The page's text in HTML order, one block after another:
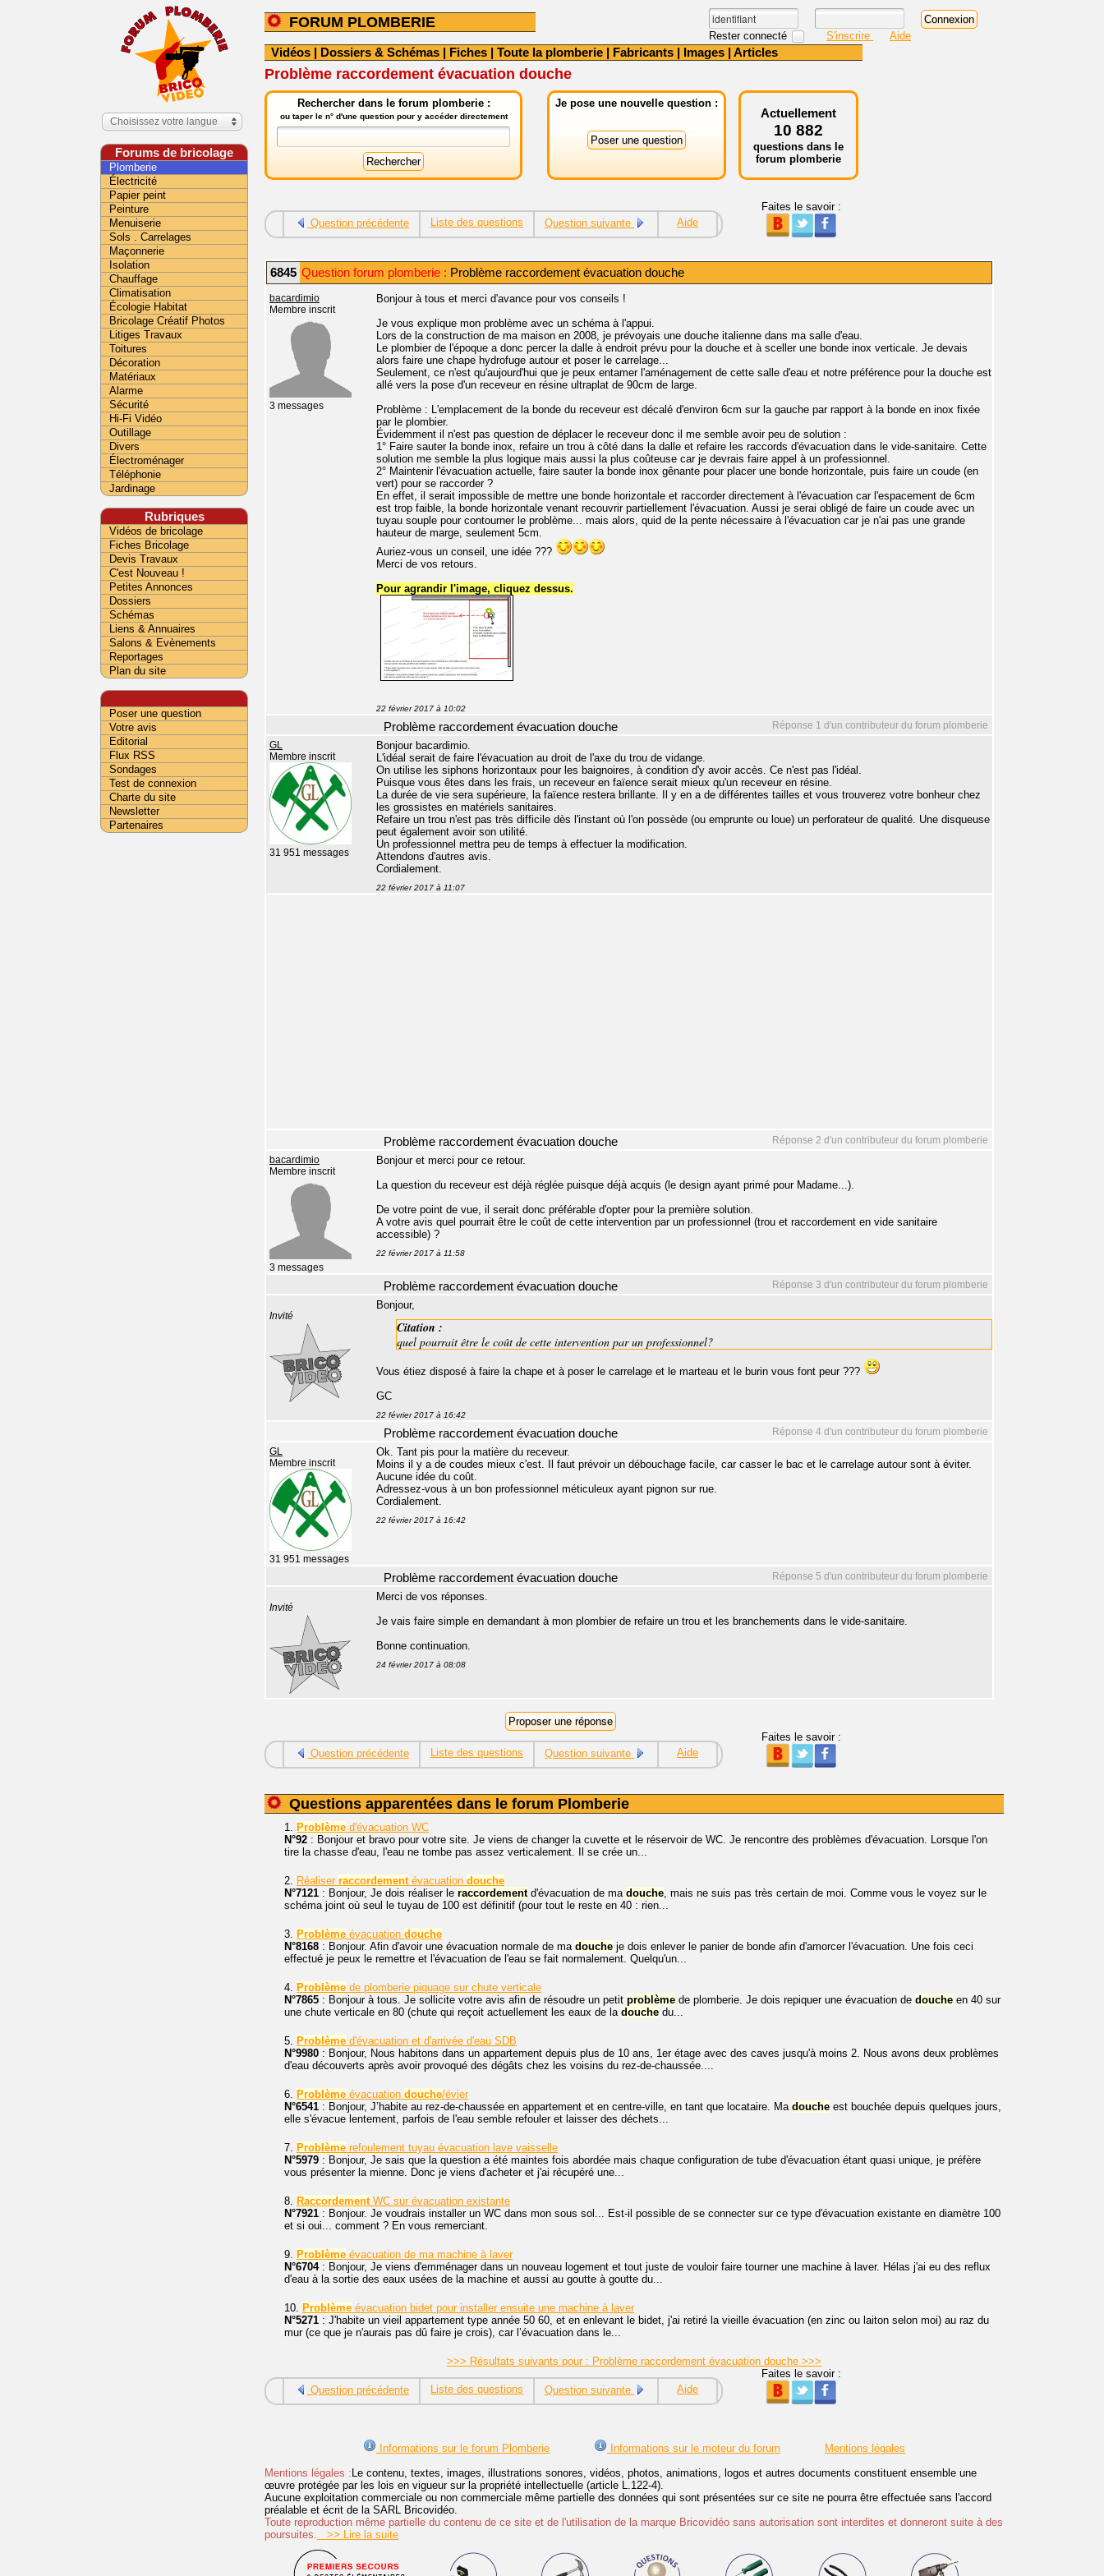
FORUM PLOMBERIE
Rester connecté S'inscrire Aide
Vidéos | Dossiers & Schémas | Fiches | Toute la plomberie | Fabricants | Images | Articles
Problème raccordement évacuation douche
Rechercher dans le forum plomberie :
ou taper le n° d'une question pour y accéder directement
Je pose une nouvelle question :
Actuellement
10 882
questions dans le
forum plomberie
Question précédente Liste des questions Question suivante Aide
Faites le savoir :
6845 Question forum plomberie : Problème raccordement évacuation douche
bacardimio
Membre inscrit
3 messages
Bonjour à tous et merci d'avance pour vos conseils !
Je vous explique mon problème avec un schéma à l'appui.
Lors de la construction de ma maison en 2008, je prévoyais une douche italienne dans ma salle d'eau.
Le plombier de l'époque a donc percer la dalle à endroit prévu pour la douche et à sceller une bonde inox verticale. Je devais
alors faire une chape hydrofuge autour et poser le carrelage...
Seulement, ce n'est qu'aujourd'hui que je peux entamer l'aménagement de cette salle d'eau et notre préférence pour la douche est
allé vers la pose d'un receveur en résine ultraplat de 90cm de large.
Problème : L'emplacement de la bonde du receveur est décalé d'environ 6cm sur la gauche par rapport à la bonde en inox fixée
par le plombier.
Évidemment il n'est pas question de déplacer le receveur donc il me semble avoir peu de solution :
1° Faire sauter la bonde inox, refaire un trou à côté dans la dalle et refaire les raccords d'évacuation dans le vide-sanitaire. Cette
solution me semble la plus logique mais aussi la plus coûteuse car je devrais faire appel à un professionnel.
2° Maintenir l'évacuation actuelle, faire sauter la bonde inox gênante pour placer une bonde horizontale, puis faire un coude (en
vert) pour se raccorder ?
En effet, il serait impossible de mettre une bonde horizontale et raccorder directement à l'évacuation car l'espacement de 6cm
est trop faible, la bonde horizontale venant recouvrir partiellement l'évacuation. Aussi je serai obligé de faire un coude avec un
tuyau souple pour contourner le problème... mais alors, quid de la pente nécessaire à l'évacuation car je n'ai pas une grande
hauteur de marge, seulement 5cm.
Auriez-vous un conseil, une idée ???
Merci de vos retours.
Pour agrandir l'image, cliquez dessus.
22 février 2017 à 10:02
Réponse 1 d'un contributeur du forum plomberie
Problème raccordement évacuation douche
GL
Membre inscrit
31 951 messages
Bonjour bacardimio.
L'idéal serait de faire l'évacuation au droit de l'axe du trou de vidange.
On utilise les siphons horizontaux pour les baignoires, à condition d'y avoir accès. Ce n'est pas l'idéal.
Puisque vous êtes dans les frais, un receveur en faïence serait mieux qu'un receveur en résine.
La durée de vie sera supérieure, la faïence restera brillante. Il y en a de différentes tailles et vous trouverez votre bonheur chez
les grossistes en matériels sanitaires.
Refaire un trou n'est pas très difficile dès l'instant où l'on possède (ou emprunte ou loue) un perforateur de qualité. Une disqueuse
peut également avoir son utilité.
Un professionnel mettra peu de temps à effectuer la modification.
Attendons d'autres avis.
Cordialement.
22 février 2017 à 11:07
Réponse 2 d'un contributeur du forum plomberie
Problème raccordement évacuation douche
bacardimio
Membre inscrit
3 messages
Bonjour et merci pour ce retour.
La question du receveur est déjà réglée puisque déjà acquis (le design ayant primé pour Madame...).
De votre point de vue, il serait donc préférable d'opter pour la première solution.
A votre avis quel pourrait être le coût de cette intervention par un professionnel (trou et raccordement en vide sanitaire
accessible) ?
22 février 2017 à 11:58
Réponse 3 d'un contributeur du forum plomberie
Problème raccordement évacuation douche
Invité
Bonjour,
Citation :
quel pourrait être le coût de cette intervention par un professionnel?
Vous étiez disposé à faire la chape et à poser le carrelage et le marteau et le burin vous font peur ???
GC
22 février 2017 à 16:42
Réponse 4 d'un contributeur du forum plomberie
Problème raccordement évacuation douche
GL
Membre inscrit
31 951 messages
Ok. Tant pis pour la matière du receveur.
Moins il y a de coudes mieux c'est. Il faut prévoir un débouchage facile, car casser le bac et le carrelage autour sont à éviter.
Aucune idée du coût.
Adressez-vous à un bon professionnel méticuleux ayant pignon sur rue.
Cordialement.
22 février 2017 à 16:42
Réponse 5 d'un contributeur du forum plomberie
Problème raccordement évacuation douche
Invité
Merci de vos réponses.
Je vais faire simple en demandant à mon plombier de refaire un trou et les branchements dans le vide-sanitaire.
Bonne continuation.
24 février 2017 à 08:08
Question précédente Liste des questions Question suivante Aide
Faites le savoir :
Questions apparentées dans le forum Plomberie
1. Problème d'évacuation WC
N°92 : Bonjour et bravo pour votre site. Je viens de changer la cuvette et le réservoir de WC. Je rencontre des problèmes d'évacuation. Lorsque l'on
tire la chasse d'eau, l'eau ne tombe pas assez verticalement. Il se crée un...
2. Réaliser raccordement évacuation douche
N°7121 : Bonjour, Je dois réaliser le raccordement d'évacuation de ma douche , mais ne suis pas très certain de moi. Comme vous le voyez sur le
schéma joint où seul le tuyau de 100 est définitif (pour tout le reste en 40 : rien...
3. Problème évacuation douche
N°8168 : Bonjour. Afin d'avoir une évacuation normale de ma douche je dois enlever le panier de bonde afin d'amorcer l'évacuation. Une fois ceci
effectué je peux le remettre et l'évacuation de l'eau se fait normalement. Quelqu'un...
4. Problème de plomberie piquage sur chute verticale
N°7865 : Bonjour à tous. Je sollicite votre avis afin de résoudre un petit problème de plomberie. Je dois repiquer une évacuation de douche en 40 sur
une chute verticale en 80 (chute qui reçoit actuellement les eaux de la douche du...
5. Problème d'évacuation et d'arrivée d'eau SDB
N°9980 : Bonjour, Nous habitons dans un appartement depuis plus de 10 ans, 1er étage avec des caves jusqu'à moins 2. Nous avons deux problèmes
d'eau découverts après avoir provoqué des dégâts chez les voisins du rez-de-chaussée....
6. Problème évacuation douche/évier
N°6541 : Bonjour, J’habite au rez-de-chaussée en appartement et en centre-ville, en tant que locataire. Ma douche est bouchée depuis quelques jours,
elle s'évacue lentement, parfois de l'eau semble refouler et laisser des déchets...
7. Problème refoulement tuyau évacuation lave vaisselle
N°5979 : Bonjour, Je sais que la question a été maintes fois abordée mais chaque configuration de tube d'évacuation étant quasi unique, je préfère
vous présenter la mienne. Donc je viens d'acheter et j'ai récupéré une...
8. Raccordement WC sur évacuation existante
N°7921 : Bonjour. Je voudrais installer un WC dans mon sous sol... Est-il possible de se connecter sur ce type d'évacuation existante en diamètre 100
et si oui... comment ? En vous remerciant.
9. Problème évacuation de ma machine à laver
N°6704: Bonjour, Je viens d'emménager dans un nouveau logement et tout juste de vouloir faire tourner une machine à laver. Hélas j'ai eu des reflux
d'eau à la sortie des eaux usées de la machine et aussi au goutte à goutte du...
10. Problème évacuation bidet pour installer ensuite une machine à laver
N°5271 : J'habite un vieil appartement type année 50 60, et en enlevant le bidet, j'ai retiré la vieille évacuation (en zinc ou laiton selon moi) au raz du
mur (ce que je n'aurais pas dû faire je crois), car l’évacuation dans le...
>>> Résultats suivants pour : Problème raccordement évacuation douche >>>
Question précédente Liste des questions Question suivante Aide
Faites le savoir :
Informations sur le forum Plomberie Informations sur le moteur du forum
Mentions légales
Mentions légales : Le contenu, textes, images, illustrations sonores, vidéos, photos, animations, logos et autres documents constituent ensemble une
œuvre protégée par les lois en vigueur sur la propriété intellectuelle (article L.122-4).
Aucune exploitation commerciale ou non commerciale même partielle des données qui sont présentées sur ce site ne pourra être effectuée sans l'accord
préalable et écrit de la SARL Bricovidéo.
Toute reproduction même partielle du contenu de ce site et de l'utilisation de la marque Bricovidéo sans autorisation sont interdites et donneront suite à des
poursuites.
>> Lire la suite
Choisissez votre langue
Forums de bricolage
Plomberie
Électricité
Papier peint
Peinture
Menuiserie
Sols . Carrelages
Maçonnerie
Isolation
Chauffage
Climatisation
Écologie Habitat
Bricolage Créatif Photos
Litiges Travaux
Toitures
Décoration
Matériaux
Alarme
Sécurité
Hi-Fi Vidéo
Outillage
Divers
Électroménager
Téléphonie
Jardinage
Rubriques
Vidéos de bricolage
Fiches Bricolage
Devis Travaux
C'est Nouveau !
Petites Annonces
Dossiers
Schémas
Liens & Annuaires
Salons & Evènements
Reportages
Plan du site
Poser une question
Votre avis
Editorial
Flux RSS
Sondages
Test de connexion
Charte du site
Newsletter
Partenaires